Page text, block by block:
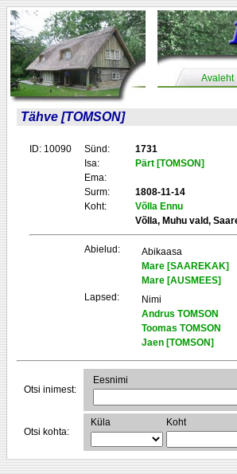
Avaleht
Tähve [TOMSON]
ID: 10090 Sünd:
1731
Isa:
Pärt [TOMSON]
Ema:
Surm:
1808-11-14
Koht:
Võlla Ennu
Võlla, Muhu vald,
Abielud: Abikaasa
Mare [SAAREKAK]
Mare [AUSMEES]
Lapsed:
Nimi
Andrus TOMSON
Toomas TOMSON
Jaen [TOMSON]
Otsi inimest:
Eesnimi
Otsi kohta:
Küla Koht